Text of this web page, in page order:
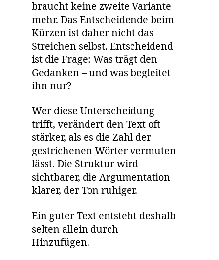
braucht keine zweite Variante
mehr. Das Entscheidende beim
Kürzen ist daher nicht das
Streichen selbst. Entscheidend
ist die Frage: Was trägt den
Gedanken – und was begleitet
ihn nur?
Wer diese Unterscheidung
trifft, verändert den Text oft
stärker, als es die Zahl der
gestrichenen Wörter vermuten
lässt. Die Struktur wird
sichtbarer, die Argumentation
klarer, der Ton ruhiger.
Ein guter Text entsteht deshalb
selten allein durch
Hinzufügen.